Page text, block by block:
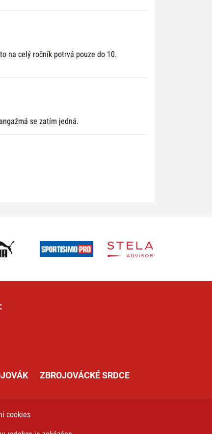
na celý ročník potrvá pouze do 10.
se zatím jedná.
ZBROJOVÁCKÉ SRDCE
cookies